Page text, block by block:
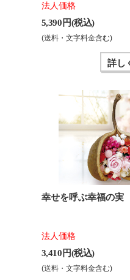
法人価格
5,390 円(税込)
(送料・文字料金含む)
詳し
幸せを呼ぶ幸福の
法人価格
3,410 円(税込)
(送料・文字料金含む)